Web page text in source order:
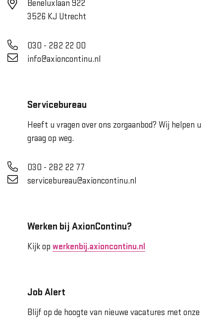
Beneluxlaan 922
3526 KJ Utrecht
030 - 282 22 00
info@axioncontinu.nl
Servicebureau
Heeft u vragen over ons zorgaanbod? Wij helpen u
graag op weg.
030 - 282 22 77
servicebureau@axioncontinu.nl
Werken bij AxionContinu?
Kijk op werkenbij.axioncontinu.nl
Job Alert
Blijf op de hoogte van nieuwe vacatures met onze